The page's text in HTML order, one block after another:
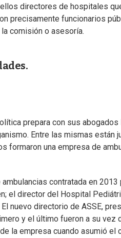
directores de hospitales
precisamente funcionarios
comisión o asesoría.
prepara con sus
Entre las mismas están
formaron una empresa de
ambulancias contratada en
el director del Hospital
El nuevo directorio de ASSE,
y el último fueron a su
la empresa cuando asumió el